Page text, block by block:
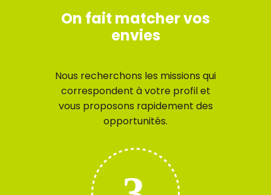
On fait matcher vos
envies
Nous recherchons les missions qui
correspondent à votre profil et
vous proposons rapidement des
opportunités.